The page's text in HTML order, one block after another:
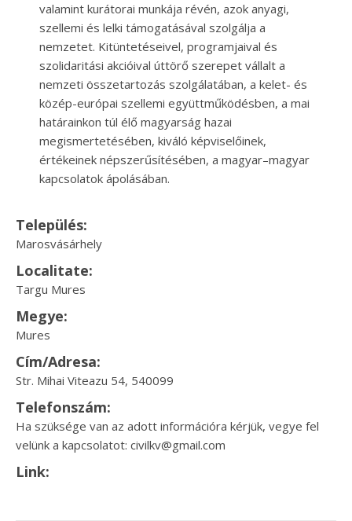
valamint kurátorai munkája révén, azok anyagi,
szellemi és lelki támogatásával szolgálja a
nemzetet. Kitüntetéseivel, programjaival és
szolidaritási akcióival úttörő szerepet vállalt a
nemzeti összetartozás szolgálatában, a kelet- és
közép-európai szellemi együttműködésben, a mai
határainkon túl élő magyarság hazai
megismertetésében, kiváló képviselőinek,
értékeinek népszerűsítésében, a magyar–magyar
kapcsolatok ápolásában.
Település:
Marosvásárhely
Localitate:
Targu Mures
Megye:
Mures
Cím/Adresa:
Str. Mihai Viteazu 54, 540099
Telefonszám:
Ha szüksége van az adott információra kérjük, vegye fel
velünk a kapcsolatot: civilkv@gmail.com
Link: